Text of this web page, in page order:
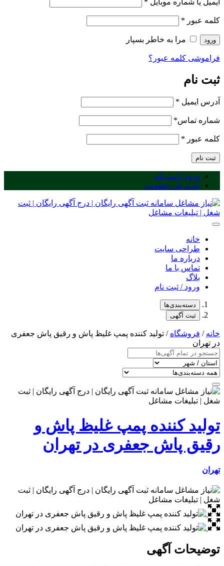
ایمیل یا شماره موبایل *
کلمه عبور *
ورود مرا به خاطر بسپار
فراموشی کلمه عبور؟
ثبت نام
آدرس ایمیل *
شماره تماس*
کلمه عبور *
ثبت نام
ورود / ثبت نام
خرید پلن عضویت
خانه
طراحی سایت
درباره ما
تماس با ما
بلاگ
ورود / ثبت نام
دسته‌بندی‌ها
ثبت آگهی
خانه/ فروشگاه/ تولید کننده پمپ غلیظ پاش و رقیق پاش جعفری
در تهران
تولید کننده پمپ غلیظ پاش و
رقیق پاش جعفری در تهران
تهران
توضیحات آگهی